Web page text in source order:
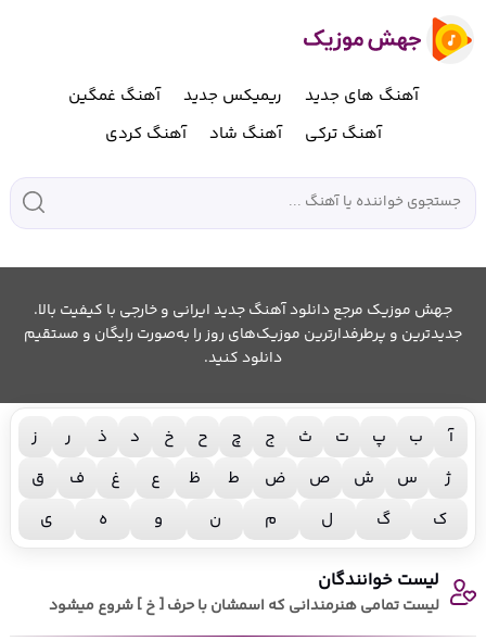
آهنگ های جدید ریمیکس جدید
آهنگ غمگین
آهنگ ترکی
آهنگ شاد آهنگ کردی
جهش موزیک مرجع دانلود آهنگ جدید ایرانی و خارجی با کیفیت بالا.
جدیدترین و پرطرفدارترین موزیک‌های روز را به‌صورت رایگان و مستقیم
دانلود کنید.
آ ب پ ت ث ج چ ح خ د ذ ر
ز
ژ
س ش ص ض ط ظ ع غ ف
ق
ک
گ ل م ن و ه ی
لیست خوانندگان
لیست تمامی هنرمندانی که اسمشان با حرف [ خ ] شروع میشود